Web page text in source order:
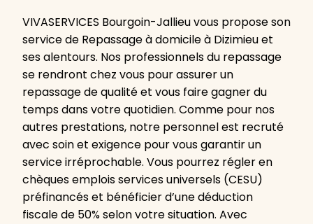
VIVASERVICES Bourgoin-Jallieu vous propose son
service de Repassage à domicile à Dizimieu et
ses alentours. Nos professionnels du repassage
se rendront chez vous pour assurer un
repassage de qualité et vous faire gagner du
temps dans votre quotidien. Comme pour nos
autres prestations, notre personnel est recruté
avec soin et exigence pour vous garantir un
service irréprochable. Vous pourrez régler en
chèques emplois services universels (CESU)
préfinancés et bénéficier d’une déduction
fiscale de 50% selon votre situation. Avec